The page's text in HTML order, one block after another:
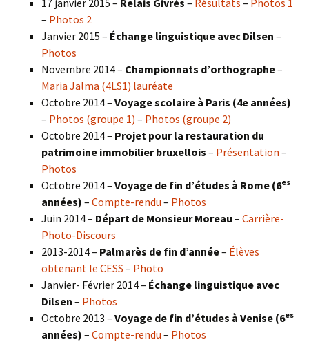
– Photos 2
Janvier 2015 – Échange linguistique avec Dilsen –
Photos
Novembre 2014 – Championnats d’orthographe–
Maria Jalma (4LS1) lauréate
Octobre 2014 – Voyage scolaire à Paris (4e années)
– Photos (groupe 1) – Photos (groupe 2)
Octobre 2014 – Projet pour la restauration du
patrimoine immobilier bruxellois – Présentation –
Photos
Octobre 2014 – Voyage de fin d’études à Rome (6es
années) – Compte-rendu – Photos
Juin 2014 – Départ de Monsieur Moreau – Carrière-
Photo-Discours
2013-2014 – Palmarès de fin d’année– Élèves
obtenant le CESS – Photo
Janvier- Février 2014 – Échange linguistique avec
Dilsen – Photos
Octobre 2013 – Voyage de fin d’études à Venise (6es
années) – Compte-rendu – Photos